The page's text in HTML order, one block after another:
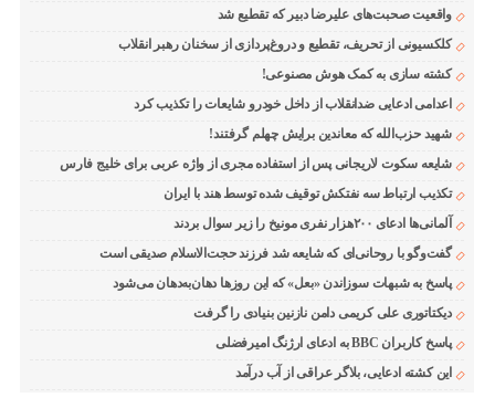
واقعیت صحبت‌های علیرضا دبیر که تقطیع شد
کلکسیونی از تحریف، تقطیع و دروغ‌پردازی از سخنان رهبر انقلاب
کشته سازی به کمک هوش مصنوعی!
اعدامی ادعایی ضدانقلاب از داخل خودرو شایعات را تکذیب کرد
شهید حزب‌الله که معاندین برایش چهلم گرفتند!
شایعه سکوت لاریجانی پس از استفاده مجری از واژه عربی برای خلیج فارس
تکذیب ارتباط سه نفتکش توقیف شده توسط هند با ایران
آلمانی‌ها ادعای ۲۰۰هزار نفری مونیخ را زیر سوال بردند
گفت‌وگو با روحانی‌ای که شایعه شد فرزند حجت‌الاسلام صدیقی است
پاسخ به شبهات سوزاندن «بعل» که این روزها دهان‌به‌دهان می‌شود
دیکتاتوری علی کریمی دامن نازنین بنیادی را گرفت
پاسخ کاربران BBC به ادعای ارژنگ امیرفضلی
این کشته ادعایی، بلاگر عراقی از آب درآمد